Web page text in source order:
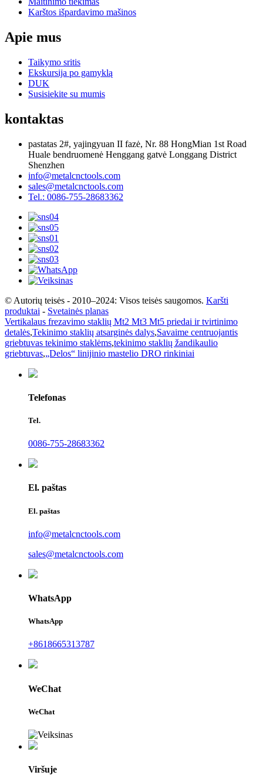
Karštos išpardavimo mašinos
Apie mus
Taikymo sritis
Ekskursija po gamyklą
DUK
Susisiekite su mumis
kontaktas
pastatas 2#, yajingyuan II fazė, Nr. 88 HongMian 1st Road
Huale bendruomenė Henggang gatvė Longgang District
Shenzhen
info@metalcnctools.com
sales@metalcnctools.com
Tel.: 0086-755-28683362
© Autorių teisės - 2010–2024: Visos teisės saugomos. Karšti
produktai - Svetainės planas
Vertikalaus frezavimo staklių Mt2 Mt3 Mt5 priedai ir tvirtinimo
detalės,Tekinimo staklių atsarginės dalys,Savaime centruojantis
griebtuvas tekinimo staklėms,tekinimo staklių žandikaulio
griebtuvas,„Delos“ linijinio mastelio DRO rinkiniai
Telefonas
Tel.
0086-755-28683362
El. paštas
El. paštas
info@metalcnctools.com
sales@metalcnctools.com
WhatsApp
WhatsApp
+8618665313787
WeChat
WeChat
Viršuje